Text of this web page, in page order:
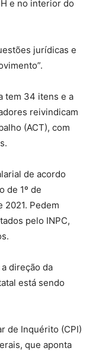
e no interior do
jurídicas e
tem 34 itens e a
reivindicam
(ACT), com
de acordo
de 1º de
2021. Pedem
pelo INPC,
direção da
está sendo
de Inquérito (CPI)
que aponta